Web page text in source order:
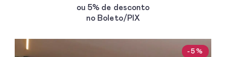
ou 5% de desconto
no Boleto/PIX
-5%